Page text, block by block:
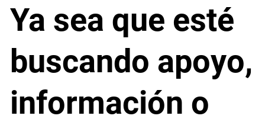
Ya sea que esté
buscando apoyo,
información o